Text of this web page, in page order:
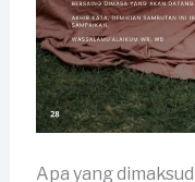
Apa yang